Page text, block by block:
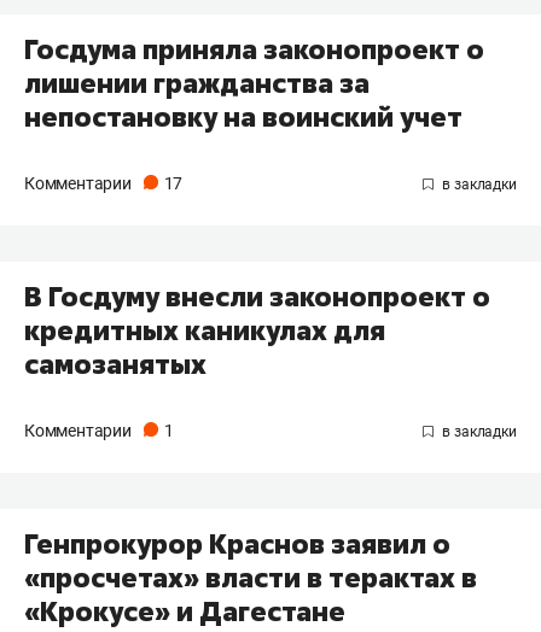
Госдума приняла законопроект о
лишении гражданства за
непостановку на воинский учет
Комментарии 17
В Госдуму внесли законопроект о
кредитных каникулах для
самозанятых
Комментарии 1
Генпрокурор Краснов заявил о
«просчетах» власти в терактах в
«Крокусе» и Дагестане